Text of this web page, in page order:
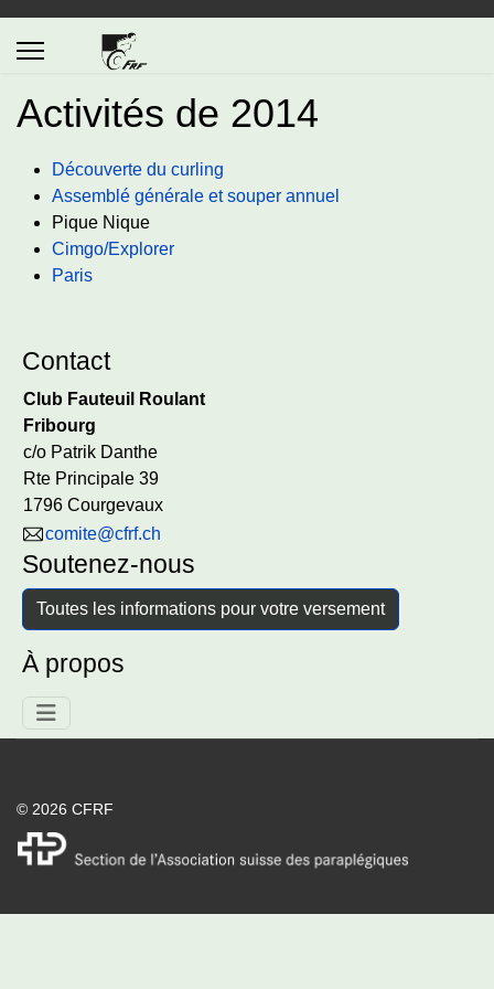
Activités de 2014
Découverte du curling
Assemblé générale et souper annuel
Pique Nique
Cimgo/Explorer
Paris
Contact
Club Fauteuil Roulant
Fribourg
c/o Patrik Danthe
Rte Principale 39
1796 Courgevaux
comite@cfrf.ch
Soutenez-nous
Toutes les informations pour votre versement
À propos
© 2026 CFRF